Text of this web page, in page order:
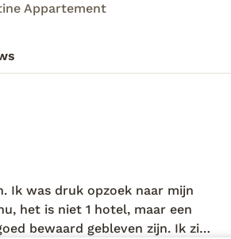
Appartement
Ik was druk opzoek naar mijn
het is niet 1 hotel, maar een
bewaard gebleven zijn. Ik zie